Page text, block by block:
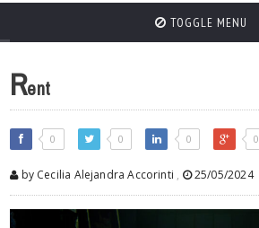
TOGGLE MENU
Rent
0 0 0 0
by Cecilia Alejandra Accorinti , 25/05/2024